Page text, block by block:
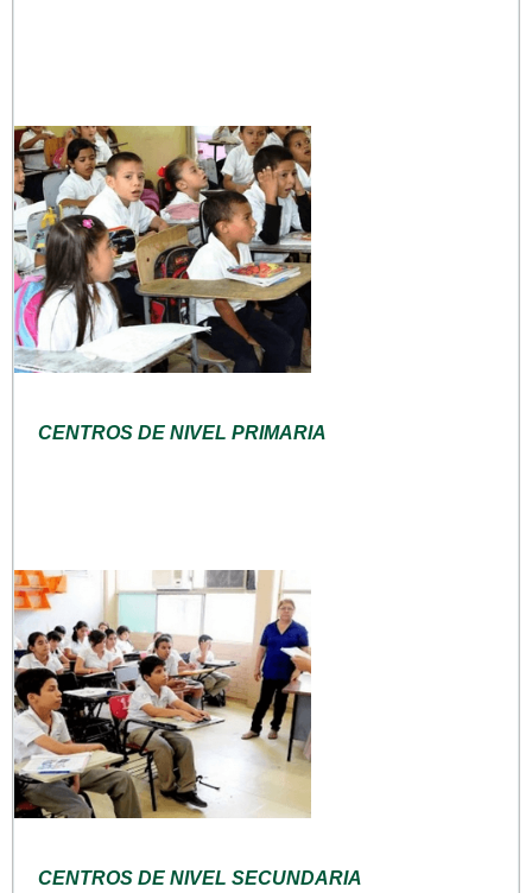
CENTROS DE NIVEL PRIMARIA
CENTROS DE NIVEL SECUNDARIA